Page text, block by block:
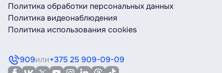
Политика обработки персональных данных
Политика видеонаблюдения
Политика использования cookies
909или+375 25 909-09-09